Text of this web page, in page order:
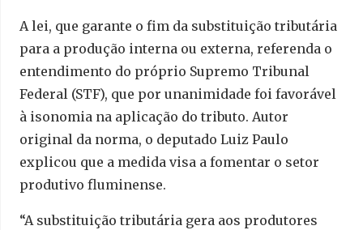
A lei, que garante o fim da substituição tributária
para a produção interna ou externa, referenda o
entendimento do próprio Supremo Tribunal
Federal (STF), que por unanimidade foi favorável
à isonomia na aplicação do tributo. Autor
original da norma, o deputado Luiz Paulo
explicou que a medida visa a fomentar o setor
produtivo fluminense.
“A substituição tributária gera aos produtores